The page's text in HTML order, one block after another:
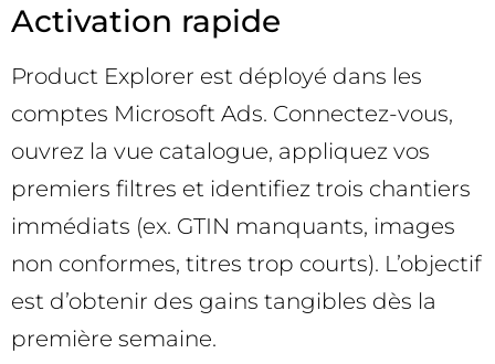
Activation rapide
Product Explorer est déployé dans les
comptes Microsoft Ads. Connectez-vous,
ouvrez la vue catalogue, appliquez vos
premiers filtres et identifiez trois chantiers
immédiats (ex. GTIN manquants, images
non conformes, titres trop courts). L’objectif
est d’obtenir des gains tangibles dès la
première semaine.